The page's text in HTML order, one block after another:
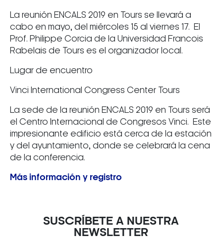
La reunión ENCALS 2019 en Tours se llevará a
cabo en mayo, del miércoles 15 al viernes 17. El
Prof. Philippe Corcia de la Universidad Francois
Rabelais de Tours es el organizador local.
Lugar de encuentro
Vinci International Congress Center Tours
La sede de la reunión ENCALS 2019 en Tours será
el Centro Internacional de Congresos Vinci. Este
impresionante edificio está cerca de la estación
y del ayuntamiento, donde se celebrará la cena
de la conferencia.
Más información y registro
SUSCRÍBETE A NUESTRA
NEWSLETTER